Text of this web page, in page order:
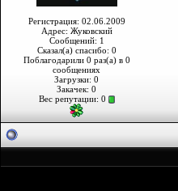
Регистрация: 02.06.2009
Адрес: Жуковский
Сообщений: 1
Сказал(а) спасибо: 0
Поблагодарили 0 раз(а) в 0
сообщениях
Загрузки: 0
Закачек: 0
Вес репутации: 0